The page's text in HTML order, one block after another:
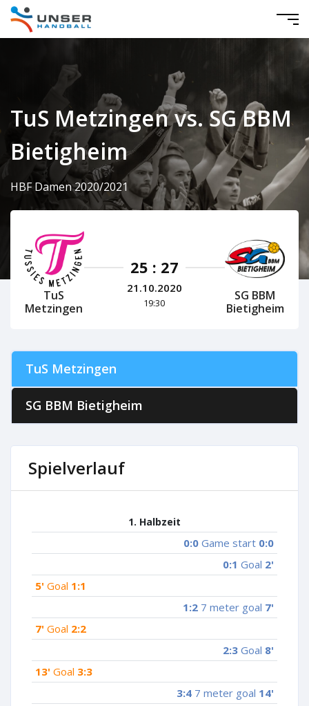
TuS Metzingen vs. SG BBM
Bietigheim
HBF Damen 2020/2021
TuS
Metzingen
25 : 27
21.10.2020
19:30
SG BBM
Bietigheim
TuS Metzingen
SG BBM Bietigheim
Spielverlauf
1. Halbzeit
0:0 Game start 0:0
0:1 Goal 2'
5' Goal 1:1
1:2 7 meter goal 7'
7' Goal 2:2
2:3 Goal 8'
13' Goal 3:3
3:4 7 meter goal 14'